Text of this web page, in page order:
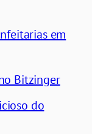
em
Bitzinger
do